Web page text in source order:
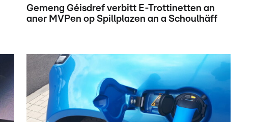
Gemeng Géisdref verbitt E-Trottinetten an
aner MVPen op Spillplazen an a Schoulhäff